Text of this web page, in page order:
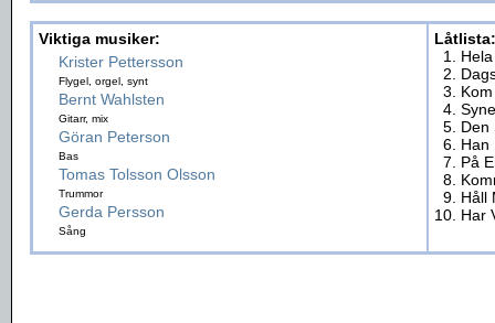
Viktiga musiker:
Krister Pettersson
Flygel, orgel, synt
Bernt Wahlsten
Gitarr, mix
Göran Peterson
Bas
Tomas Tolsson Olsson
Trummor
Gerda Persson
Sång
Låtlista:
1.
2.
3.
4.
5. Den
6. Han
7. På
8.
9. Håll
10. Har